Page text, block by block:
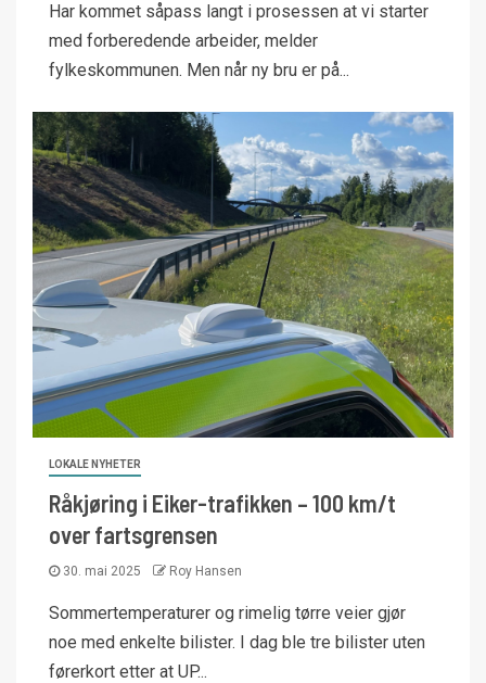
Har kommet såpass langt i prosessen at vi starter
med forberedende arbeider, melder
fylkeskommunen. Men når ny bru er på...
LOKALE NYHETER
Råkjøring i Eiker-trafikken – 100 km/t
over fartsgrensen
30. mai 2025 Roy Hansen
Sommertemperaturer og rimelig tørre veier gjør
noe med enkelte bilister. I dag ble tre bilister uten
førerkort etter at UP...